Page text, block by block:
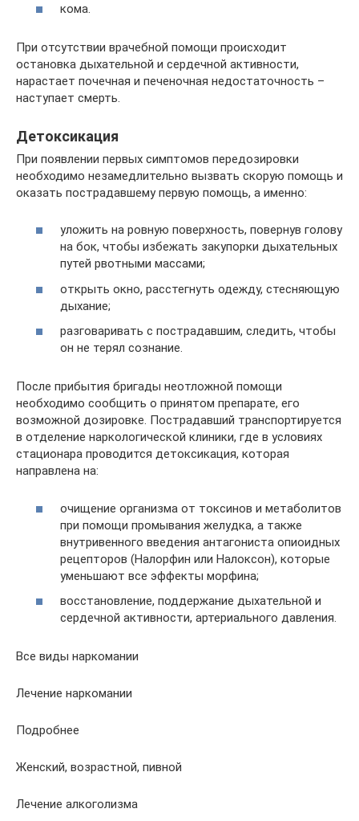
кома.
При отсутствии врачебной помощи происходит
остановка дыхательной и сердечной активности,
нарастает почечная и печеночная недостаточность –
наступает смерть.
Детоксикация
При появлении первых симптомов передозировки
необходимо незамедлительно вызвать скорую помощь и
оказать пострадавшему первую помощь, а именно:
уложить на ровную поверхность, повернув голову
на бок, чтобы избежать закупорки дыхательных
путей рвотными массами;
открыть окно, расстегнуть одежду, стесняющую
дыхание;
разговаривать с пострадавшим, следить, чтобы
он не терял сознание.
После прибытия бригады неотложной помощи
необходимо сообщить о принятом препарате, его
возможной дозировке. Пострадавший транспортируется
в отделение наркологической клиники, где в условиях
стационара проводится детоксикация, которая
направлена на:
очищение организма от токсинов и метаболитов
при помощи промывания желудка, а также
внутривенного введения антагониста опиоидных
рецепторов (Налорфин или Налоксон), которые
уменьшают все эффекты морфина;
восстановление, поддержание дыхательной и
сердечной активности, артериального давления.
Все виды наркомании
Лечение наркомании
Подробнее
Женский, возрастной, пивной
Лечение алкоголизма